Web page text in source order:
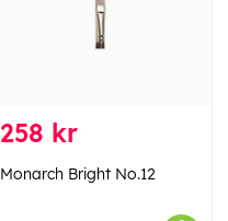
258 kr
Monarch Bright No.12